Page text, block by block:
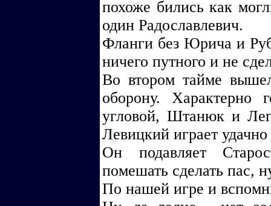
похоже бились как
один Радославлевич.
Фланги без Юрича и
ничего путного и не
Во втором тайме
оборону. Характерно
угловой, Штанюк и
Левицкий играет
Он подавляет
помешать сделать пас,
По нашей игре и